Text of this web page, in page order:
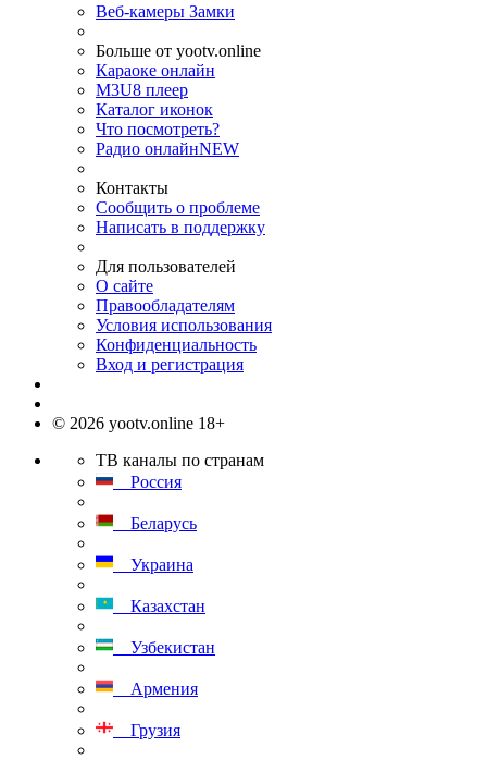
Веб-камеры Замки
Больше от yootv.online
Караоке онлайн
M3U8 плеер
Каталог иконок
Что посмотреть?
Радио онлайнNEW
Контакты
Сообщить о проблеме
Написать в поддержку
Для пользователей
О сайте
Правообладателям
Условия использования
Конфиденциальность
Вход и регистрация
© 2026 yootv.online 18+
ТВ каналы по странам
Россия
Беларусь
Украина
Казахстан
Узбекистан
Армения
Грузия